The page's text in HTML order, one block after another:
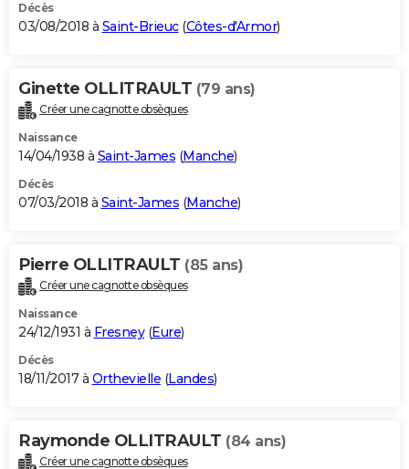
Décès
03/08/2018 à Saint-Brieuc(Côtes-d'Armor)
Ginette OLLITRAULT (79 ans)
Créer une cagnotte obsèques
Naissance
14/04/1938 à Saint-James (Manche)
Décès
07/03/2018 à Saint-James (Manche)
Pierre OLLITRAULT (85 ans)
Créer une cagnotte obsèques
Naissance
24/12/1931 à Fresney(Eure)
Décès
18/11/2017 à Orthevielle (Landes)
Raymonde OLLITRAULT (84 ans)
Créer une cagnotte obsèques